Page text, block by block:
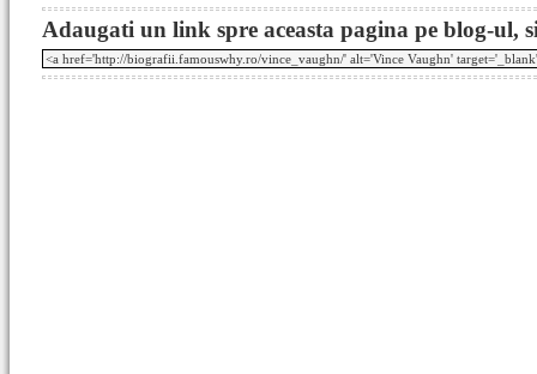
Adaugati un link spre aceasta pagina pe blog-ul,